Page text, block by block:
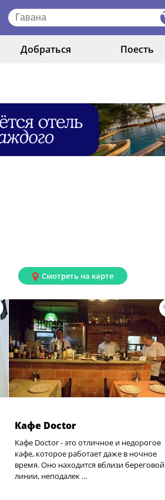
Добраться Поесть
Смотреть на карте
Кафе Doctor
Кафе Doctor - это отличное и недорогое
кафе, которое работает даже в ночное
время. Оно находится вблизи береговой
линии, неподалек …